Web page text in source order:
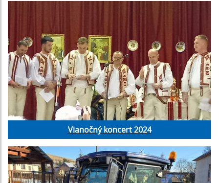
Vianočný koncert 2024